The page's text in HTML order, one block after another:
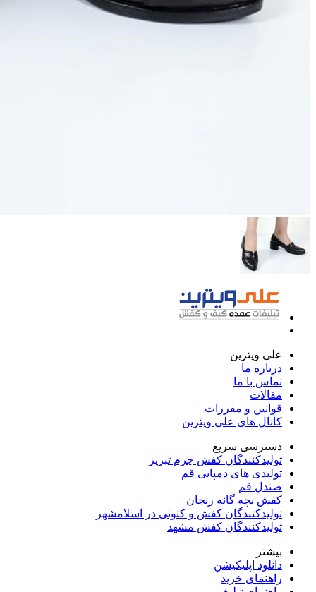
علی ویترین
درباره ما
تماس با ما
مقالات
قوانین و مقررات
کانال های علی ویترین
دسترسی سریع
تولیدکنندگان کفش چرم تبریز
تولیدی های دمپایی قم
صندل قم
کفش بچه گانه زنجان
تولیدکنندگان کفش و کتونی در اسلامشهر
تولیدکنندگان کفش مشهد
بیشتر
دانلود اپلیکیشن
راهنمای خرید